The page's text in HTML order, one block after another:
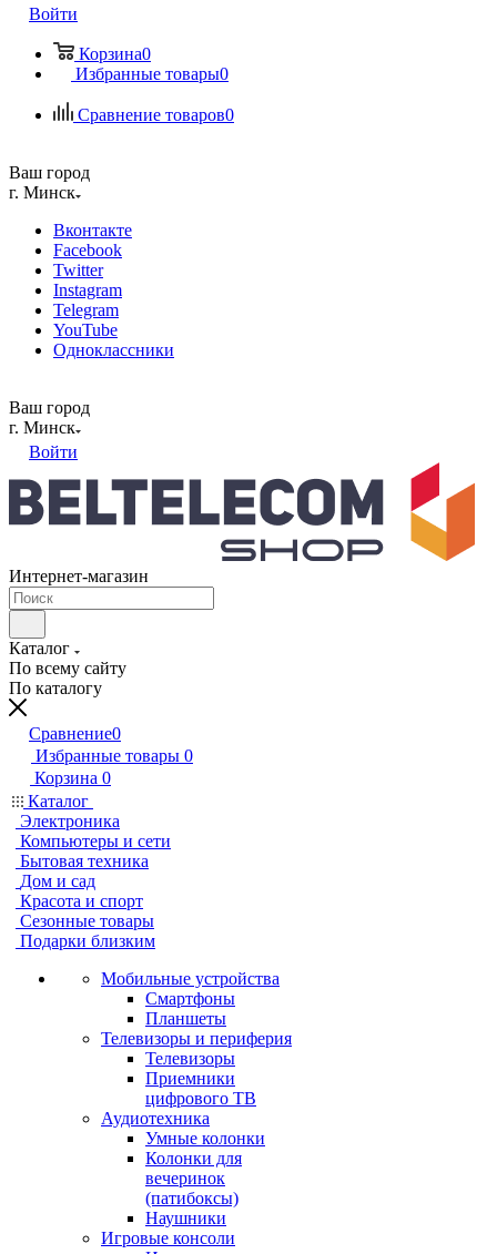
Войти
Корзина0
Избранные товары0
Сравнение товаров0
Ваш город
г. Минск
Вконтакте
Facebook
Twitter
Instagram
Telegram
YouTube
Одноклассники
Ваш город
г. Минск
Войти
Интернет-магазин
Каталог
По всему сайту
По каталогу
Сравнение0
Избранные товары 0
Корзина 0
Каталог
Электроника
Компьютеры и сети
Бытовая техника
Дом и сад
Красота и спорт
Сезонные товары
Подарки близким
Мобильные устройства
Смартфоны
Планшеты
Телевизоры и периферия
Телевизоры
Приемники
цифрового ТВ
Аудиотехника
Умные колонки
Колонки для
вечеринок
(патибоксы)
Наушники
Игровые консоли